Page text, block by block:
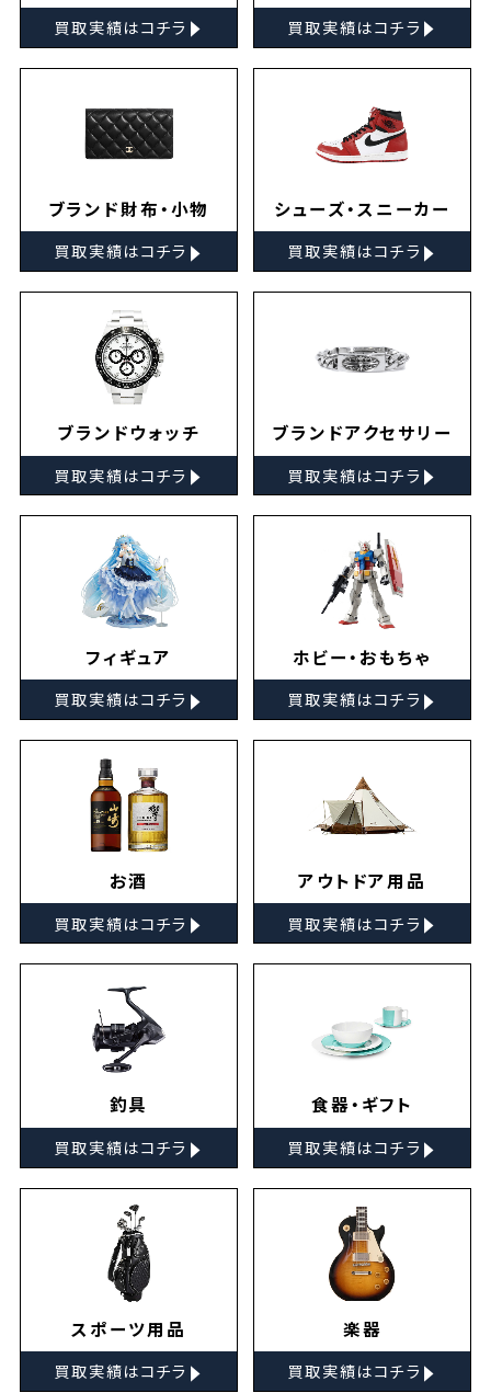
買取実績はコチラ ▸ 買取実績はコチラ ▸
ブランド財布・小物
買取実績はコチラ ▸
シューズ・スニーカー
買取実績はコチラ ▸
ブランドウォッチ
買取実績はコチラ ▸
ブランドアクセサリー
買取実績はコチラ ▸
フィギュア
買取実績はコチラ ▸
ホビー・おもちゃ
買取実績はコチラ ▸
お酒
買取実績はコチラ ▸
アウトドア用品
買取実績はコチラ ▸
釣具
買取実績はコチラ ▸
食器・ギフト
買取実績はコチラ ▸
スポーツ用品
買取実績はコチラ ▸
楽器
買取実績はコチラ ▸